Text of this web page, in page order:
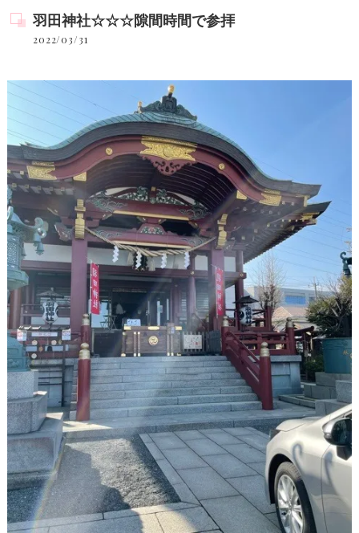
羽田神社☆☆☆隙間時間で参拝
2022/03/31